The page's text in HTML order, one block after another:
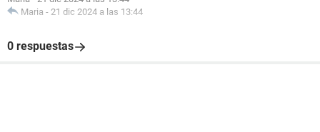
Maria - 21 dic 2024 a las 13:44
0 respuestas